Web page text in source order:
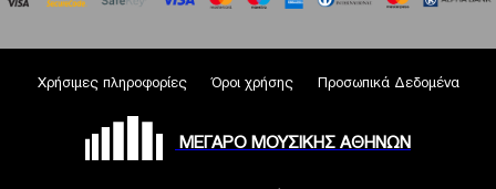
Χρήσιμες πληροφορίες Όροι χρήσης Προσωπικά Δεδομένα
ΜΕΓΑΡΟ ΜΟΥΣΙΚΗΣ ΑΘΗΝΩΝ